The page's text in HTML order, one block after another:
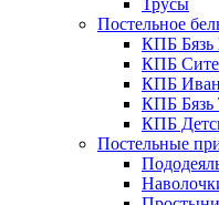
Трусы
Постельное
КПБ
КПБ
КПБ
КПБ Бязь
КПБ
Постельные